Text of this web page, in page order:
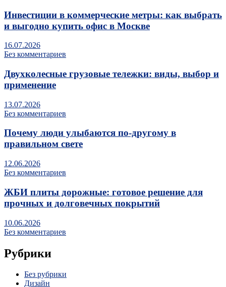
Инвестиции в коммерческие метры: как выбрать
и выгодно купить офис в Москве
16.07.2026
Без комментариев
Двухколесные грузовые тележки: виды, выбор и
применение
13.07.2026
Без комментариев
Почему люди улыбаются по‑другому в
правильном свете
12.06.2026
Без комментариев
ЖБИ плиты дорожные: готовое решение для
прочных и долговечных покрытий
10.06.2026
Без комментариев
Рубрики
Без рубрики
Дизайн